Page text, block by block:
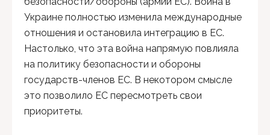
Украине полностью изменила международные
отношения и остановила интеграцию в ЕС.
Настолько, что эта война напрямую повлияла
на политику безопасности и обороны
государств-членов ЕС. В некотором смысле
это позволило ЕС пересмотреть свои
приоритеты.